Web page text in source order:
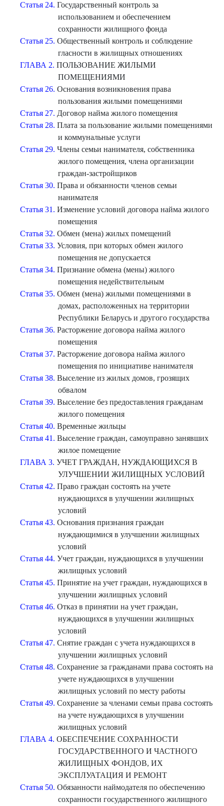
Статья 24. Государственный контроль за
использованием и обеспечением
сохранности жилищного фонда
Статья 25. Общественный контроль и соблюдение
гласности в жилищных отношениях
ГЛАВА 2. ПОЛЬЗОВАНИЕ ЖИЛЫМИ
ПОМЕЩЕНИЯМИ
Статья 26. Основания возникновения права
пользования жилыми помещениями
Статья 27. Договор найма жилого помещения
Статья 28. Плата за пользование жилыми помещениями
и коммунальные услуги
Статья 29. Члены семьи нанимателя, собственника
жилого помещения, члена организации
граждан-застройщиков
Статья 30. Права и обязанности членов семьи
нанимателя
Статья 31. Изменение условий договора найма жилого
помещения
Статья 32. Обмен (мена) жилых помещений
Статья 33. Условия, при которых обмен жилого
помещения не допускается
Статья 34. Признание обмена (мены) жилого
помещения недействительным
Статья 35. Обмен (мена) жилыми помещениями в
домах, расположенных на территории
Республики Беларусь и другого государства
Статья 36. Расторжение договора найма жилого
помещения
Статья 37. Расторжение договора найма жилого
помещения по инициативе нанимателя
Статья 38. Выселение из жилых домов, грозящих
обвалом
Статья 39. Выселение без предоставления гражданам
жилого помещения
Статья 40. Временные жильцы
Статья 41. Выселение граждан, самоуправно занявших
жилое помещение
ГЛАВА 3. УЧЕТ ГРАЖДАН, НУЖДАЮЩИХСЯ В
УЛУЧШЕНИИ ЖИЛИЩНЫХ УСЛОВИЙ
Статья 42. Право граждан состоять на учете
нуждающихся в улучшении жилищных
условий
Статья 43. Основания признания граждан
нуждающимися в улучшении жилищных
условий
Статья 44. Учет граждан, нуждающихся в улучшении
жилищных условий
Статья 45. Принятие на учет граждан, нуждающихся в
улучшении жилищных условий
Статья 46. Отказ в принятии на учет граждан,
нуждающихся в улучшении жилищных
условий
Статья 47. Снятие граждан с учета нуждающихся в
улучшении жилищных условий
Статья 48. Сохранение за гражданами права состоять на
учете нуждающихся в улучшении
жилищных условий по месту работы
Статья 49. Сохранение за членами семьи права состоять
на учете нуждающихся в улучшении
жилищных условий
ГЛАВА 4. ОБЕСПЕЧЕНИЕ СОХРАННОСТИ
ГОСУДАРСТВЕННОГО И ЧАСТНОГО
ЖИЛИЩНЫХ ФОНДОВ, ИХ
ЭКСПЛУАТАЦИЯ И РЕМОНТ
Статья 50. Обязанности наймодателя по обеспечению
сохранности государственного жилищного